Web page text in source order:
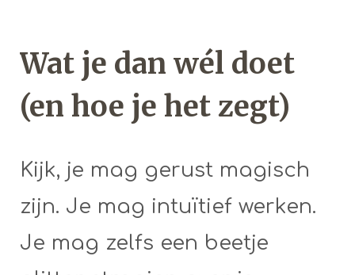
Wat je dan wél doet
(en hoe je het zegt)
Kijk, je mag gerust magisch
zijn. Je mag intuïtief werken.
Je mag zelfs een beetje